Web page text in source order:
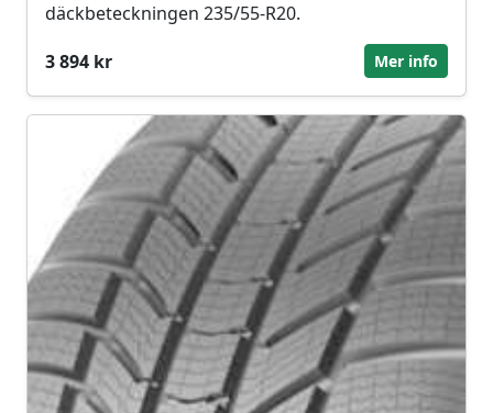
däckbeteckningen 235/55-R20.
3 894 kr
Mer info